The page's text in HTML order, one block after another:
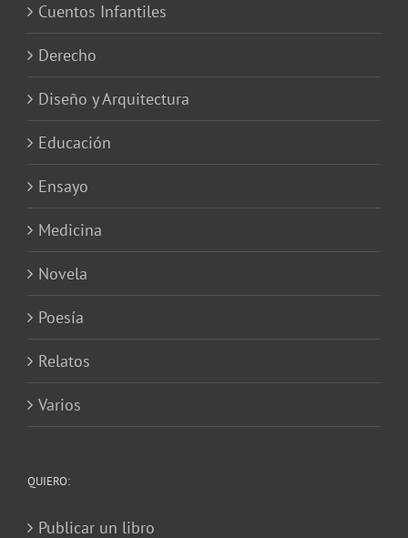
Cuentos Infantiles
Derecho
Diseño y Arquitectura
Educación
Ensayo
Medicina
Novela
Poesía
Relatos
Varios
QUIERO:
Publicar un libro